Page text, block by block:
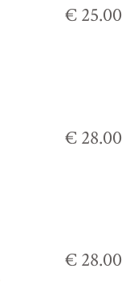
€ 25.00
€ 28.00
€ 28.00